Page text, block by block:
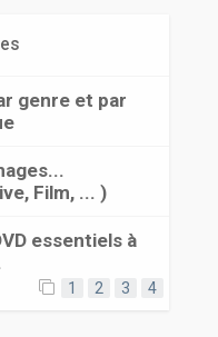
genre et par
Film, ... )
essentiels à
1 2 3 4